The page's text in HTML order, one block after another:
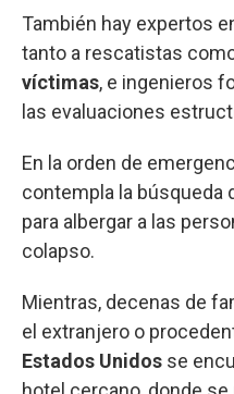
También hay expertos
tanto a rescatistas
víctimas, e ingenieros
las evaluaciones
En la orden de
contempla la búsqueda
para albergar a las
colapso.
Mientras, decenas de
el extranjero o
Estados Unidos se